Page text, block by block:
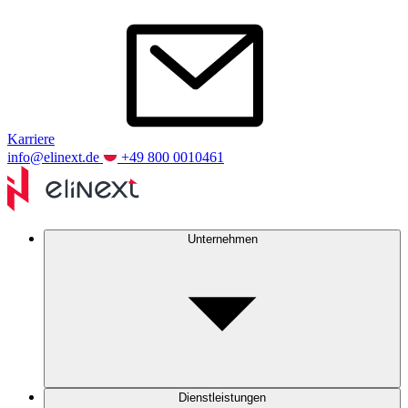
Karriere
info@elinext.de
+49 800 0010461
Unternehmen
Dienstleistungen